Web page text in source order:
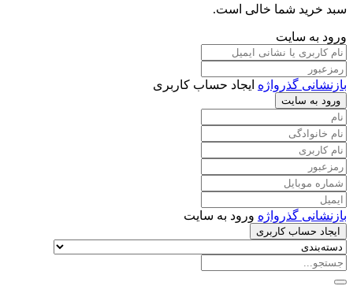
سبد خرید شما خالی است.
ورود به سایت
بازنشانی گذرواژه ایجاد حساب کاربری
ورود به سایت
بازنشانی گذرواژه ورود به سایت
ایجاد حساب کاربری